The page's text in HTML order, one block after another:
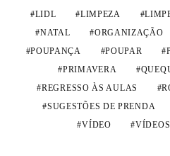
LIDL
LIMPEZA
NATAL
ORGANIZAÇÃO
POUPANÇA
POUPAR
PRIMAVERA
REGRESSO ÀS AULAS
SUGESTÕES DE PRENDA
VÍDEO
VÍDEOS